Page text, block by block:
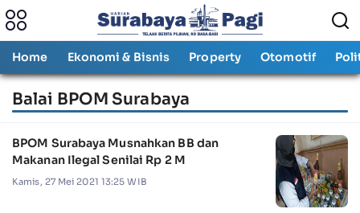
Home Ekonomi & Bisnis Property Otomotif
Balai BPOM Surabaya
BPOM Surabaya Musnahkan BB dan
Makanan Ilegal Senilai Rp 2 M
Kamis, 27 Mei 2021 13:25 WIB